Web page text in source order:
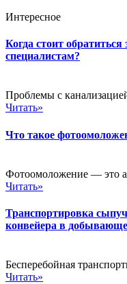
Интересное
Когда стоит
специалистам?
Проблемы с
Читать»
Что такое
Фотоомоложение — это
Читать»
Транспортировка
конвейера в
Бесперебойная
Читать»